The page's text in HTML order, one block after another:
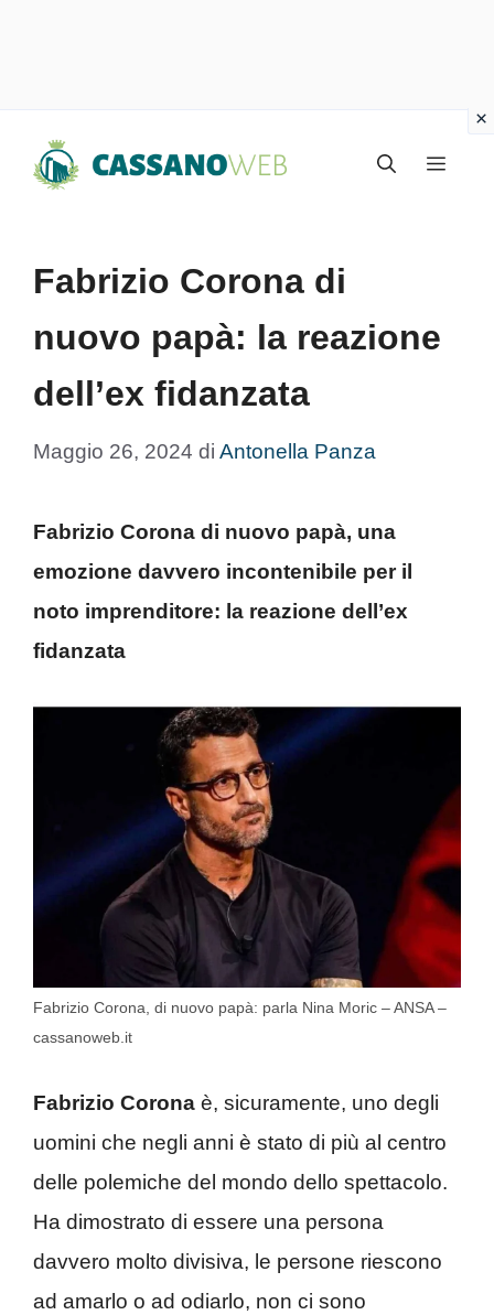
Menu
Fabrizio Corona di
nuovo papà: la reazione
dell’ex fidanzata
Maggio 26, 2024 di Antonella Panza
Fabrizio Corona di nuovo papà, una
emozione davvero incontenibile per il
noto imprenditore: la reazione dell’ex
fidanzata
Fabrizio Corona, di nuovo papà: parla Nina Moric – ANSA –
cassanoweb.it
Fabrizio Corona è, sicuramente, uno degli
uomini che negli anni è stato di più al centro
delle polemiche del mondo dello spettacolo.
Ha dimostrato di essere una persona
davvero molto divisiva, le persone riescono
ad amarlo o ad odiarlo, non ci sono